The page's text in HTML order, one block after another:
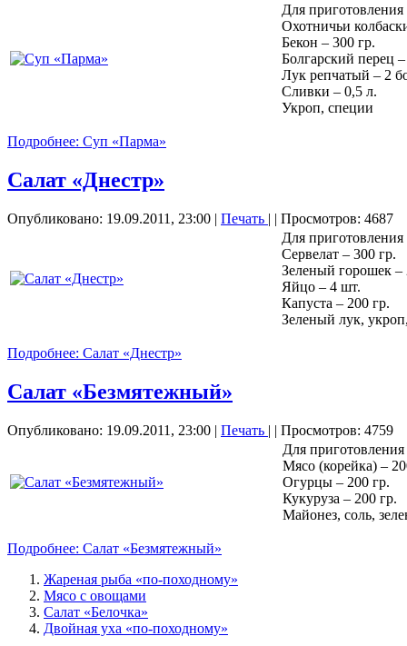
Для
Охотничьи
Бекон – 300 гр.
Болгарский перец
Лук репчатый – 2
Сливки – 0,5 л.
Укроп, специи
Подробнее: Суп «Парма»
Салат «Днестр»
Опубликовано: 19.09.2011, 23:00 | Печать | | Просмотров: 4687
Для
Сервелат – 300 гр.
Зеленый горошек –
Яйцо – 4 шт.
Капуста – 200 гр.
Зеленый лук,
Подробнее: Салат «Днестр»
Салат «Безмятежный»
Опубликовано: 19.09.2011, 23:00 | Печать | | Просмотров: 4759
Для
Мясо (корейка) –
Огурцы – 200 гр.
Кукуруза – 200 гр.
Майонез, соль,
Подробнее: Салат «Безмятежный»
Жареная рыба «по-походному»
Мясо с овощами
Салат «Белочка»
Двойная уха «по-походному»